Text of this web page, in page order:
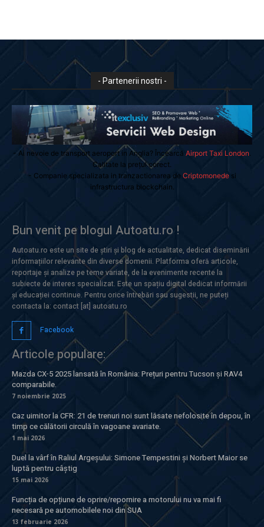
- Partenerii nostri -
- Ai nevoie de transport aeroport in Anglia? Încearcă Airport Taxi London
Calitate la prețul corect.
- Companie specializata in tranzactionarea de Criptomonedesi
infrastructura blockchain.
Bun venit pe blogul Autoatu.ro !
Autoatu.ro este un site de știri și blog de actualitate, dedicat diseminării
informațiilor relevante din diverse domenii. Platforma oferă articole,
reportaje și analize pe teme variate, de la evenimente recente la
subiecte de interes specializat. Este un spațiu digital dedicat informării
și educației continue. Pentru orice întrebări sau sugestii, ne puteți
contacta la: contact [at] autoatu.ro
Facebook
Articole populare:
Mazda CX-5 2025 lansată în România: Prețuri pentru Tucson și RAV4
comparabile.
7 noiembrie 2025
Caz uimitor la CFR: 21 de trenuri noi sunt lăsate nefolosite în depou, în
timp ce călătorii circulă în vagoane avariate.
1 mai 2026
Duel la vârf în Raliul Argeșului: Simone Tempestini și Norbert Maior se
luptă pentru câștig
15 mai 2026
Funcția de opțiune de oprire/repornire a motorului nu va mai fi
necesară pe automobilele noi din SUA
13 februarie 2026